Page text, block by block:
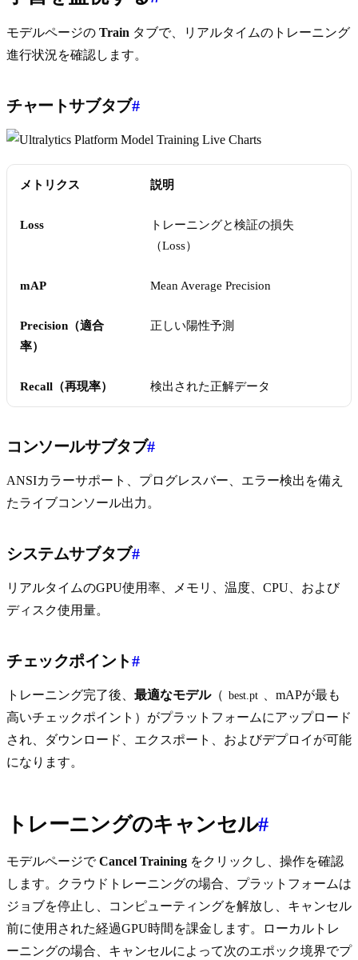
モデルページの Train タブで、リアルタイムのトレーニング
進行状況を確認します。
チャートサブタブ#
メトリクス 説明
Loss
トレーニングと検証の損失
（Loss）
mAP Mean Average Precision
Precision（適合
率）
正しい陽性予測
Recall（再現率） 検出された正解データ
コンソールサブタブ#
ANSIカラーサポート、プログレスバー、エラー検出を備え
たライブコンソール出力。
システムサブタブ#
リアルタイムのGPU使用率、メモリ、温度、CPU、および
ディスク使用量。
チェックポイント#
トレーニング完了後、 最適なモデル（ best.pt
、mAPが最も
高いチェックポイント）がプラットフォームにアップロード
され、ダウンロード、エクスポート、およびデプロイが可能
になります。
トレーニングのキャンセル#
モデルページでCancel Training をクリックし、操作を確認
します。クラウドトレーニングの場合、プラットフォームは
ジョブを停止し、コンピューティングを解放し、キャンセル
前に使用された経過GPU時間を課金します。ローカルトレ
ーニングの場合、キャンセルによって次のエポック境界でプ